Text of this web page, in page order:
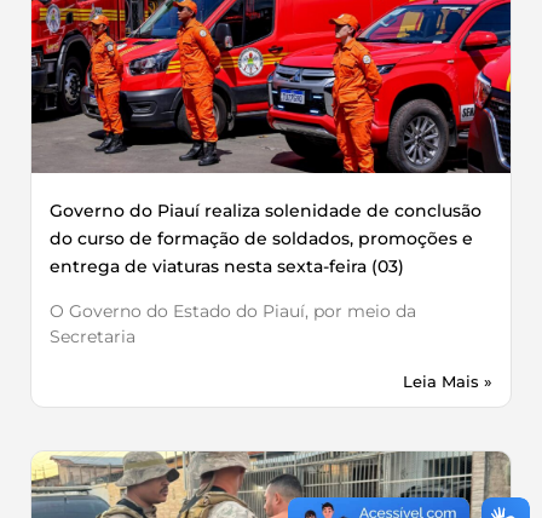
Governo do Piauí realiza solenidade de conclusão
do curso de formação de soldados, promoções e
entrega de viaturas nesta sexta-feira (03)
O Governo do Estado do Piauí, por meio da
Secretaria
Leia Mais »